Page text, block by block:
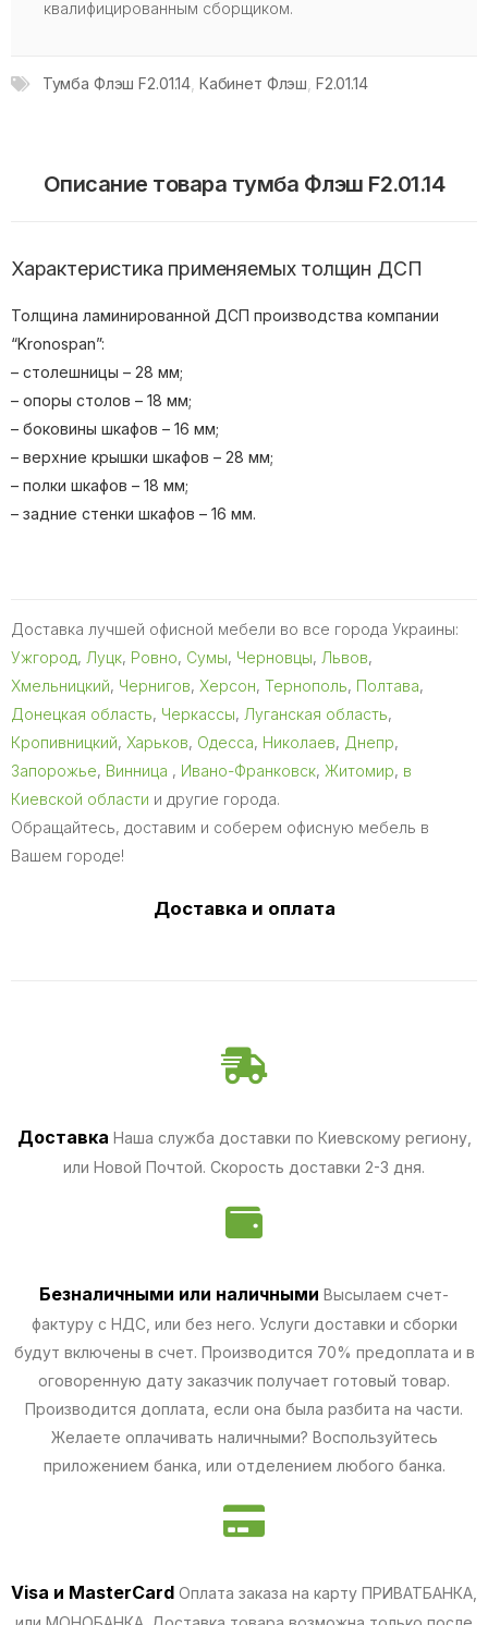
квалифицированным сборщиком.
Тумба Флэш F2.01.14 Кабинет Флэш F2.01.14
Описание товара тумба Флэш F2.01.14
Характеристика применяемых толщин ДСП
Толщина ламинированной ДСП производства компании
“Kronospan”:
– столешницы – 28 мм;
– опоры столов – 18 мм;
– боковины шкафов – 16 мм;
– верхние крышки шкафов – 28 мм;
– полки шкафов – 18 мм;
– задние стенки шкафов – 16 мм.
Доставка лучшей офисной мебели во все города Украины:
Ужгород, Луцк, Ровно, Сумы, Черновцы, Львов,
Хмельницкий, Чернигов, Херсон, Тернополь, Полтава,
Донецкая область, Черкассы, Луганская область,
Кропивницкий, Харьков, Одесса, Николаев, Днепр,
Запорожье, Винница , Ивано-Франковск, Житомир, в
Киевской области и другие города.
Обращайтесь, доставим и соберем офисную мебель в
Вашем городе!
Доставка и оплата
Доставка Наша служба доставки по Киевскому региону,
или Новой Почтой. Скорость доставки 2-3 дня.
Безналичными или наличными Высылаем счет-
фактуру с НДС, или без него. Услуги доставки и сборки
будут включены в счет. Производится 70% предоплата и в
оговоренную дату заказчик получает готовый товар.
Производится доплата, если она была разбита на части.
Желаете оплачивать наличными? Воспользуйтесь
приложением банка, или отделением любого банка.
Visa и MasterCard Оплата заказа на карту ПРИВАТБАНКА,